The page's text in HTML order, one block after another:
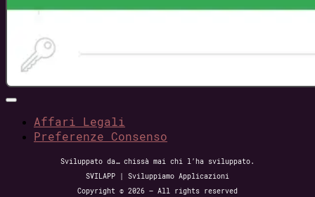
Affari Legali
Preferenze Consenso
Sviluppato da… chissà mai chi l’ha sviluppato.
SVILAPP | Sviluppiamo Applicazioni
Copyright © 2026 – All rights reserved